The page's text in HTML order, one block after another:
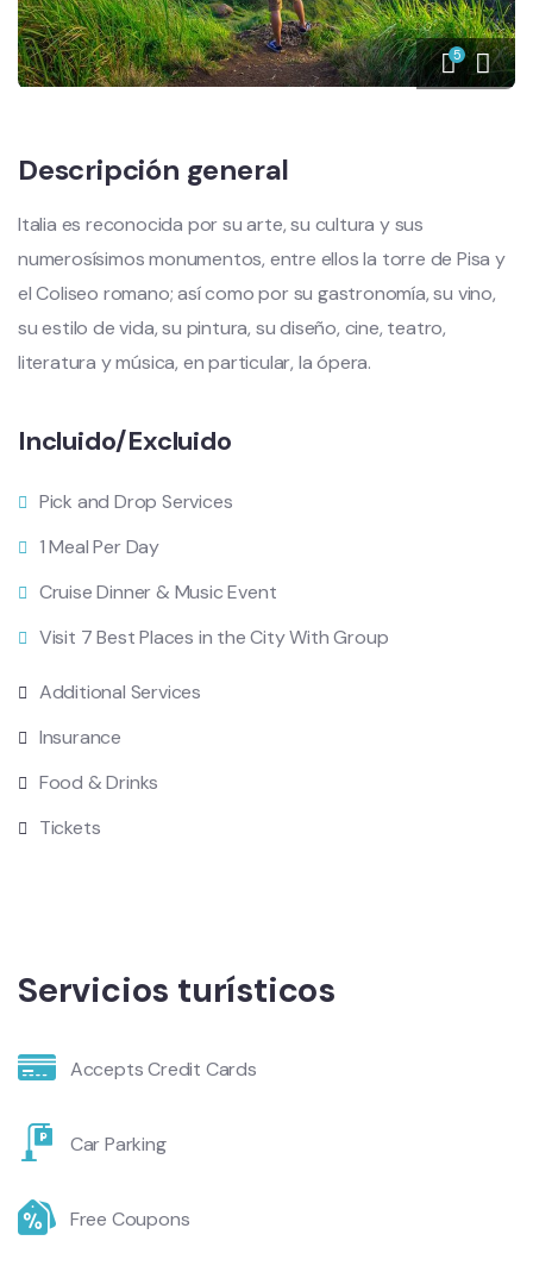
5
Descripción general
Italia es reconocida por su arte, su cultura y sus
numerosísimos monumentos, entre ellos la torre de Pisa y
el Coliseo romano; así como por su gastronomía, su vino,
su estilo de vida, su pintura, su diseño, cine, teatro,
literatura y música, en particular, la ópera.
Incluido/Excluido
Pick and Drop Services
1 Meal Per Day
Cruise Dinner & Music Event
Visit 7 Best Places in the City With Group
Additional Services
Insurance
Food & Drinks
Tickets
Servicios turísticos
Accepts Credit Cards
Car Parking
Free Coupons